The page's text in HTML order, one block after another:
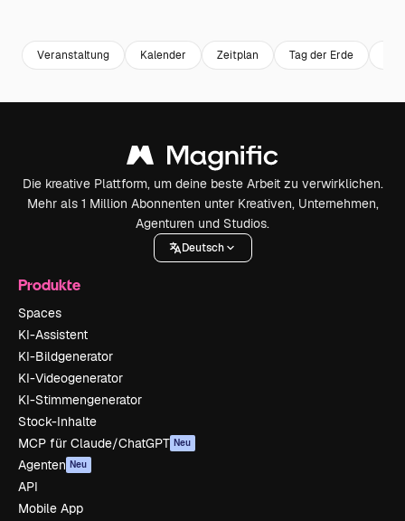
Veranstaltung Kalender Zeitplan Tag der Erde
Die kreative Plattform, um deine beste Arbeit zu verwirklichen.
Mehr als 1 Million Abonnenten unter Kreativen, Unternehmen,
Agenturen und Studios.
Deutsch
Produkte
Spaces
KI-Assistent
KI-Bildgenerator
KI-Videogenerator
KI-Stimmengenerator
Stock-Inhalte
MCP für Claude/ChatGPT Neu
Agenten Neu
API
Mobile App